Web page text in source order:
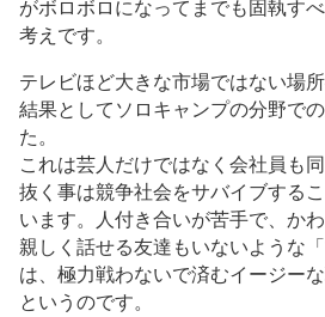
がボロボロになってまでも固執す
考えです。
テレビほど大きな市場ではない場
結果としてソロキャンプの分野で
た。
これは芸人だけではなく会社員も
抜く事は競争社会をサバイブする
います。人付き合いが苦手で、か
親しく話せる友達もいないような
は、極力戦わないで済むイージー
というのです。